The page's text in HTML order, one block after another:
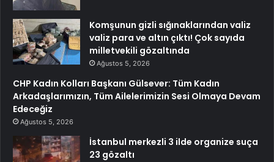
Komşunun gizli sığınaklarından valiz
valiz para ve altın çıktı! Çok sayıda
milletvekili gözaltında
Ağustos 5, 2026
CHP Kadın Kolları Başkanı Gülsever: Tüm Kadın
Arkadaşlarımızın, Tüm Ailelerimizin Sesi Olmaya Devam
Edeceğiz
Ağustos 5, 2026
İstanbul merkezli 3 ilde organize suça
23 gözaltı